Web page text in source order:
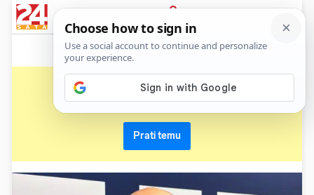
PRIJAVA
News
usa report 24sata
Prati temu